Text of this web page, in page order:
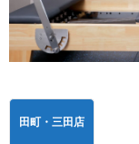
田町・三田店